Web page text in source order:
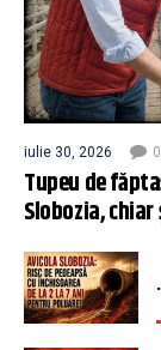
iulie 30, 2026
Tupeu de
Slobozia,